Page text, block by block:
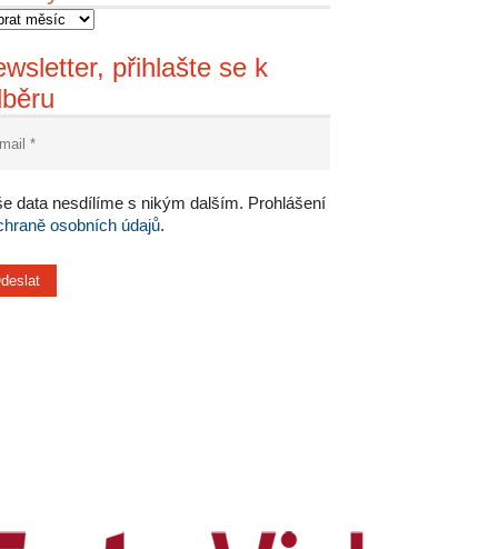
přihlašte se k
data nesdílíme s nikým dalším. Prohlášení
osobních údajů.